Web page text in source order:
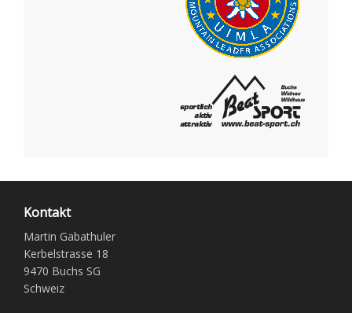
Kontakt
Martin Gabathuler
Kerbelstrasse 18
9470 Buchs SG
Schweiz